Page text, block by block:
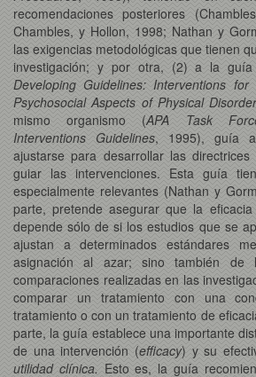
recomendaciones posteriores
Chambles, y Hollon, 1998; Nathan y
las exigencias metodológicas que tienen
investigación; y por otra, (2) a la
Developing Guidelines: Interventions
Psychosocial Aspects of Physical
mismo organismo (APA Task
Interventions Guidelines, 1995), guía
ajustarse para desarrollar las
guiar las intervenciones. Esta guía
especialmente relevantes (Nathan y
parte, pretende asegurar que la
depende sólo de si los estudios que se
ajustan a determinados estándares
asignación al azar; sino también de
comparaciones realizadas en las
comparar un tratamiento con una
tratamiento o con un tratamiento de
parte, la guía establece una importante
de una intervención (efficacy) y su
utilidad clínica. Esto es, la guía